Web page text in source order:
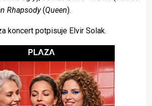
Rhapsody(Queen).
koncert potpisuje Elvir Solak.